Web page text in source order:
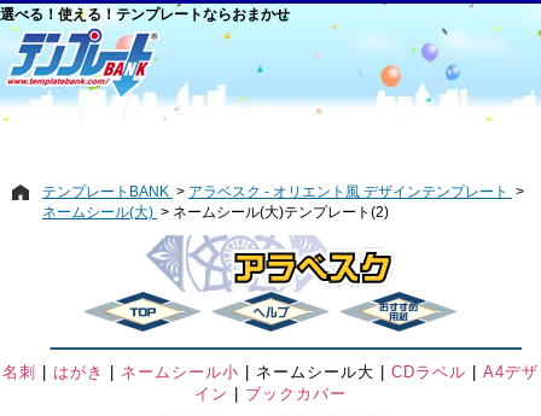
選べる！使える！テンプレートならおまかせ
テンプレートBANK
アラベスク - オリエント風 デザインテンプレート
ネームシール(大)
ネームシール(大)テンプレート(2)
名刺 はがき ネームシール小 ネームシール大 CDラベル
A4デザ
イン
ブックカバー